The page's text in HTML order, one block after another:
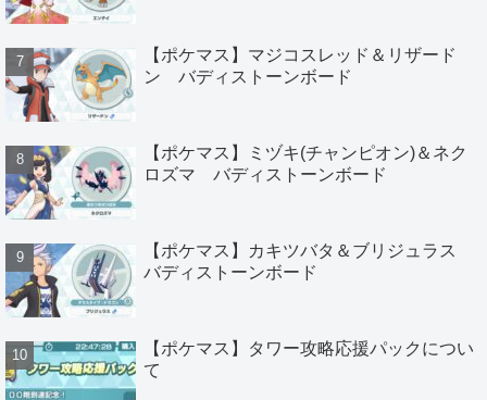
【ポケマス】マジコスレッド＆リザード
ン バディストーンボード
【ポケマス】ミヅキ(チャンピオン)＆ネク
ロズマ バディストーンボード
【ポケマス】カキツバタ＆ブリジュラス
バディストーンボード
【ポケマス】タワー攻略応援パックについ
て